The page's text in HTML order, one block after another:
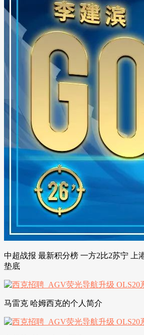
中超战报 最新积分榜 一方2比2苏宁 上
垫底
马雷克 哈姆西克的个人简介